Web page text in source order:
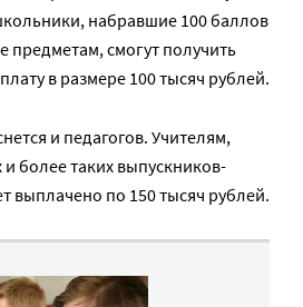
набравшие 100 баллов
предметам, смогут получить
в размере 100 тысяч рублей.
и педагогов. Учителям,
более таких выпускников-
выплачено по 150 тысяч рублей.